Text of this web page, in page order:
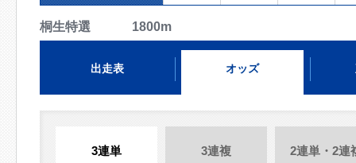
桐生特選 1800m
出走表 オッズ
3連単 3連複 2連単・2連